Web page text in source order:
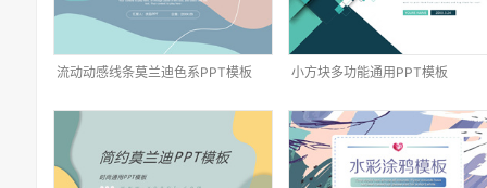
流动动感线条莫兰迪色系PPT模板 小方块多功能通用PPT模板